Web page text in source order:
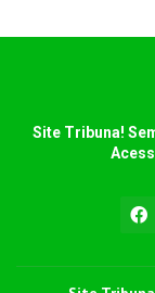
Site Tribuna!